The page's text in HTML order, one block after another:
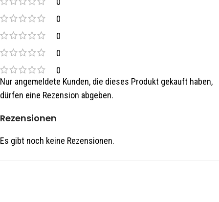
0
0
0
0
Rezensionen
Es gibt noch keine Rezensionen.
Nur angemeldete Kunden, die dieses Produkt gekauft haben,
dürfen eine Rezension abgeben.